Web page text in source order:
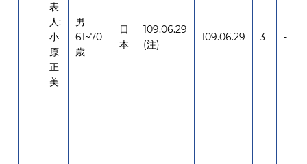
表
人:
小
原
正
美
男
61~70
歳
日
本
109.06.29
(注)
109.06.29 3 -